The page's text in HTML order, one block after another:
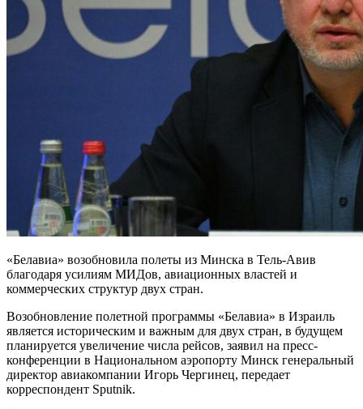
«Белавиа» возобновила полеты из Минска в Тель-Авив
благодаря усилиям МИДов, авиационных властей и
коммерческих структур двух стран.
Возобновление полетной программы «Белавиа» в Израиль
является историческим и важным для двух стран, в будущем
планируется увеличение числа рейсов, заявил на пресс-
конференции в Национальном аэропорту Минск генеральный
директор авиакомпании Игорь Чергинец, передает
корреспондент Sputnik.